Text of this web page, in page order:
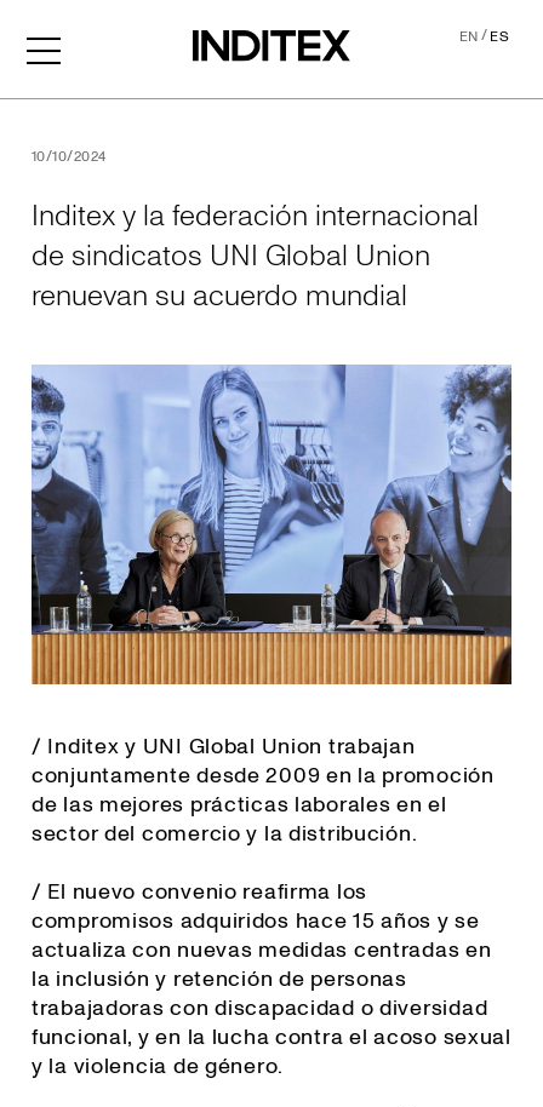
EN/ES
10/10/2024
Inditex y la federación internacional
de sindicatos UNI Global Union
renuevan su acuerdo mundial
/ Inditex y UNI Global Union trabajan
conjuntamente desde 2009 en la promoción
de las mejores prácticas laborales en el
sector del comercio y la distribución.
/ El nuevo convenio reafirma los
compromisos adquiridos hace 15 años y se
actualiza con nuevas medidas centradas en
la inclusión y retención de personas
trabajadoras con discapacidad o diversidad
funcional, y en la lucha contra el acoso sexual
y la violencia de género.